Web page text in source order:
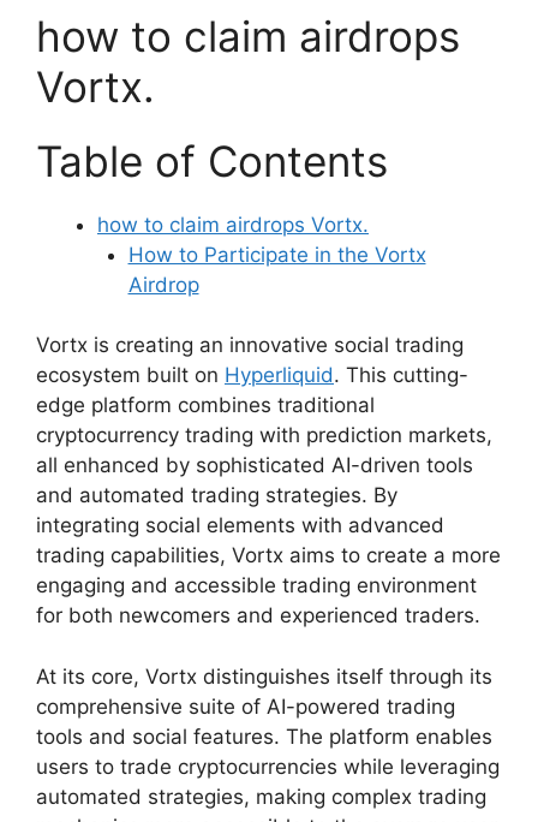
how to claim airdrops
Vortx.
Table of Contents
how to claim airdrops Vortx.
How to Participate in the Vortx
Airdrop
Vortx is creating an innovative social trading
ecosystem built on Hyperliquid. This cutting-
edge platform combines traditional
cryptocurrency trading with prediction markets,
all enhanced by sophisticated AI-driven tools
and automated trading strategies. By
integrating social elements with advanced
trading capabilities, Vortx aims to create a more
engaging and accessible trading environment
for both newcomers and experienced traders.
At its core, Vortx distinguishes itself through its
comprehensive suite of AI-powered trading
tools and social features. The platform enables
users to trade cryptocurrencies while leveraging
automated strategies, making complex trading